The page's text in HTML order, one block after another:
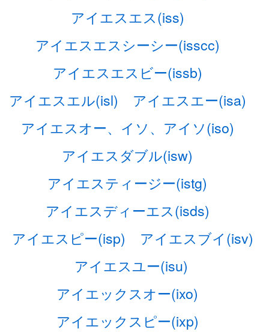
アイエスエス(iss)
アイエスエスシーシー(isscc)
アイエスエスビー(issb)
アイエスエル(isl)
アイエスエー(isa)
アイエスオー、イソ、アイソ(iso)
アイエスダブル(isw)
アイエスティージー(istg)
アイエスディーエス(isds)
アイエスピー(isp)
アイエスブイ(isv)
アイエスユー(isu)
アイエックスオー(ixo)
アイエックスピー(ixp)